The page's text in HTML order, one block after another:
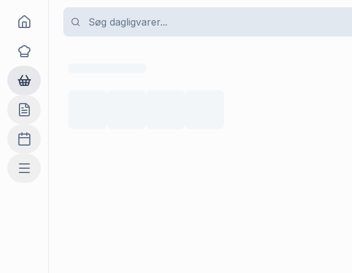
Goma
Opskrifter
Dagligvarer
Indkøbslisten
Madplan
Mere